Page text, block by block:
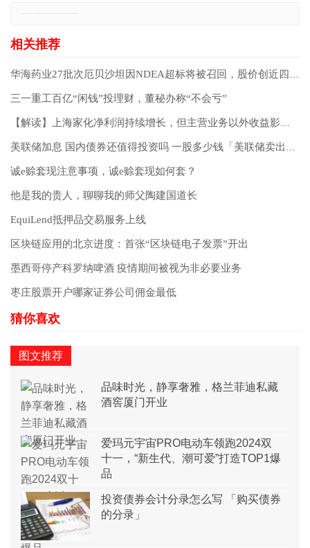
三一重工百亿“闲钱”投理财，董秘办称“不会亏”
诚e赊套现注意事项，诚e赊套现如何套？
他是我的贵人，聊聊我的师父陶建国道长
EquiLend抵押品交易服务上线
区块链应用的北京进度：首张“区块链电子发票”开出
墨西哥停产科罗纳啤酒 疫情期间被视为非必要业务
枣庄股票开户哪家证券公司佣金最低
图文推荐
品味时光，静享奢雅，格兰菲迪私藏
酒窖厦门开业
爱玛元宇宙PRO电动车领跑2024双
十一，“新生代、潮可爱”打造TOP1爆
品
投资债券会计分录怎么写 「购买债券
的分录」